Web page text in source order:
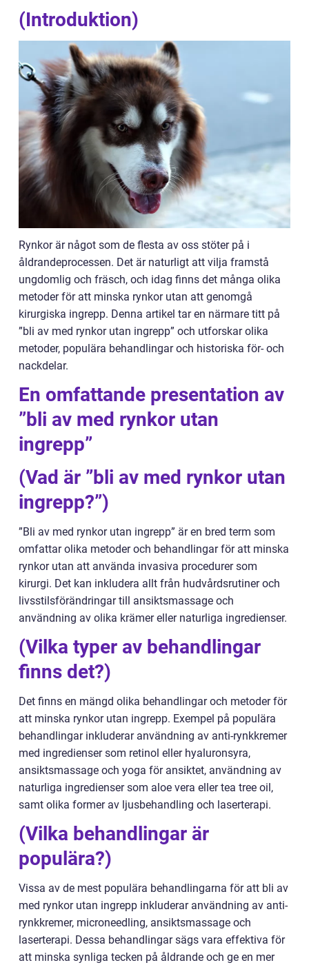
(Introduktion)
Rynkor är något som de flesta av oss stöter på i
åldrandeprocessen. Det är naturligt att vilja framstå
ungdomlig och fräsch, och idag finns det många olika
metoder för att minska rynkor utan att genomgå
kirurgiska ingrepp. Denna artikel tar en närmare titt på
”bli av med rynkor utan ingrepp” och utforskar olika
metoder, populära behandlingar och historiska för- och
nackdelar.
En omfattande presentation av
”bli av med rynkor utan
ingrepp”
(Vad är ”bli av med rynkor utan
ingrepp?”)
”Bli av med rynkor utan ingrepp” är en bred term som
omfattar olika metoder och behandlingar för att minska
rynkor utan att använda invasiva procedurer som
kirurgi. Det kan inkludera allt från hudvårdsrutiner och
livsstilsförändringar till ansiktsmassage och
användning av olika krämer eller naturliga ingredienser.
(Vilka typer av behandlingar
finns det?)
Det finns en mängd olika behandlingar och metoder för
att minska rynkor utan ingrepp. Exempel på populära
behandlingar inkluderar användning av anti-rynkkremer
med ingredienser som retinol eller hyaluronsyra,
ansiktsmassage och yoga för ansiktet, användning av
naturliga ingredienser som aloe vera eller tea tree oil,
samt olika former av ljusbehandling och laserterapi.
(Vilka behandlingar är
populära?)
Vissa av de mest populära behandlingarna för att bli av
med rynkor utan ingrepp inkluderar användning av anti-
rynkkremer, microneedling, ansiktsmassage och
laserterapi. Dessa behandlingar sägs vara effektiva för
att minska synliga tecken på åldrande och ge en mer